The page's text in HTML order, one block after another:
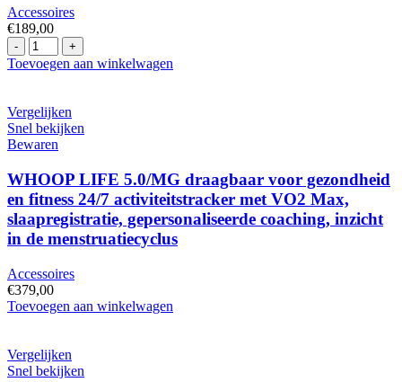
Accessoires
€189,00
Turtle
Beach
Victrix
BFG
Reloaded
Game
USB
PC,
PS5/PS4
Zwart
hoeveelheid
Toevoegen aan winkelwagen
Vergelijken
Snel bekijken
Bewaren
WHOOP LIFE 5.0/MG draagbaar voor gezondheid
en fitness 24/7 activiteitstracker met VO2 Max,
slaapregistratie, gepersonaliseerde coaching, inzicht
in de menstruatiecyclus
Accessoires
€379,00
WHOOP
draagbaar
voor
Toevoegen aan winkelwagen
Vergelijken
Snel bekijken